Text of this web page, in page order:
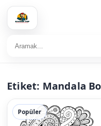
Etiket: Mandala
Popüler